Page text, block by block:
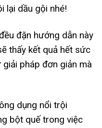
lại dầu gội nhé!
đặn hướng dẫn này
thấy kết quả hết sức
pháp đơn giản mà
dụng nổi trội
bột quế trong việc